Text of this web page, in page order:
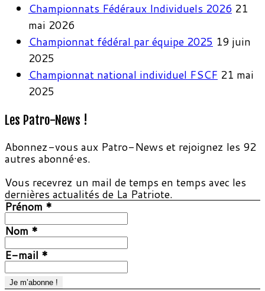
Championnats Fédéraux Individuels 2026 21
mai 2026
Championnat fédéral par équipe 2025 19 juin
2025
Championnat national individuel FSCF 21 mai
2025
Les Patro-News !
Abonnez-vous aux Patro-News et rejoignez les 92
autres abonné·es.
Vous recevrez un mail de temps en temps avec les
dernières actualités de La Patriote.
Prénom *
Nom *
E-mail *